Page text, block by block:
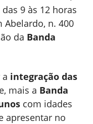
9 às 12 horas
Abelardo, n. 400
da Banda
integração das
mais a Banda
com idades
apresentar no